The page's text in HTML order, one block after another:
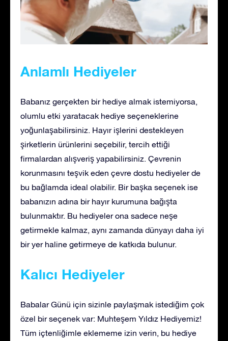
Anlamlı Hediyeler
Babanız gerçekten bir hediye almak istemiyorsa,
olumlu etki yaratacak hediye seçeneklerine
yoğunlaşabilirsiniz. Hayır işlerini destekleyen
şirketlerin ürünlerini seçebilir, tercih ettiği
firmalardan alışveriş yapabilirsiniz. Çevrenin
korunmasını teşvik eden çevre dostu hediyeler de
bu bağlamda ideal olabilir. Bir başka seçenek ise
babanızın adına bir hayır kurumuna bağışta
bulunmaktır. Bu hediyeler ona sadece neşe
getirmekle kalmaz, aynı zamanda dünyayı daha iyi
bir yer haline getirmeye de katkıda bulunur.
Kalıcı Hediyeler
Babalar Günü için sizinle paylaşmak istediğim çok
özel bir seçenek var: Muhteşem Yıldız Hediyemiz!
Tüm içtenliğimle eklememe izin verin, bu hediye